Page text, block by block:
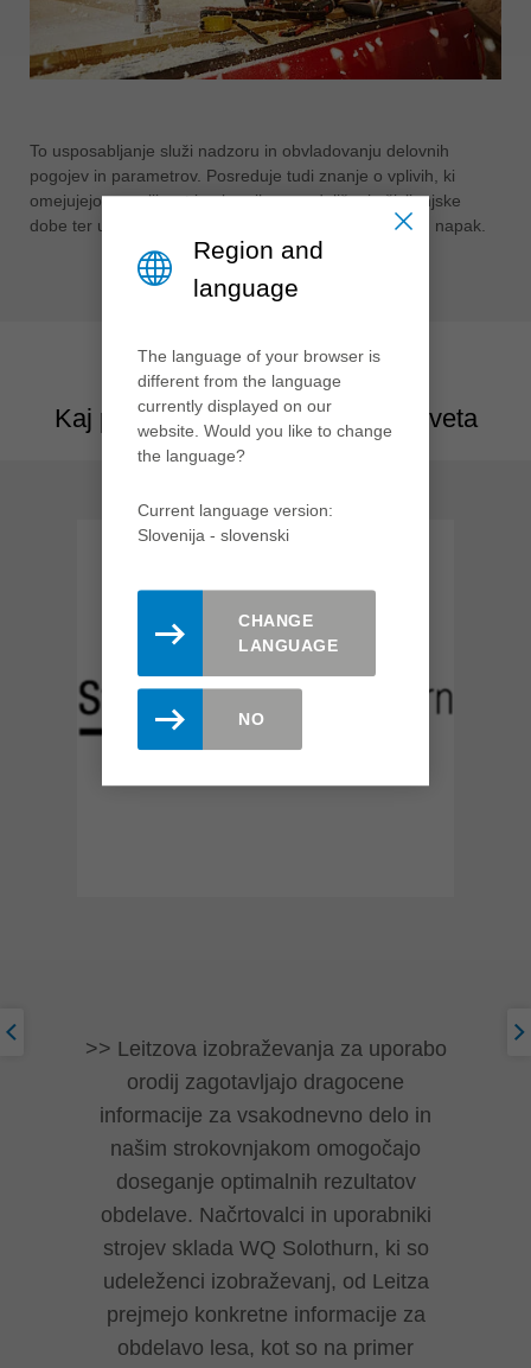
To usposabljanje služi nadzoru in obvladovanju delovnih
pogojev in parametrov. Posreduje tudi znanje o vplivih, ki
omejujejo zmogljivost in ukrepih za podaljšanje življenjske
dobe ter uči sposobnosti za prepoznavanje procesnih napak.
Kaj pravijo udeleženci s celega sveta
Leitzova izobraževanja za uporabo
orodij zagotavljajo dragocene
informacije za vsakodnevno delo in
našim strokovnjakom omogočajo
doseganje optimalnih rezultatov
obdelave. Načrtovalci in uporabniki
strojev sklada WQ Solothurn, ki so
udeleženci izobraževanj, od Leitza
prejmejo konkretne informacije za
obdelavo lesa, kot so na primer
Region and
language
The language of your browser is
different from the language
currently displayed on our
website. Would you like to change
the language?
Current language version:
Slovenija - slovenski
CHANGE
LANGUAGE
NO